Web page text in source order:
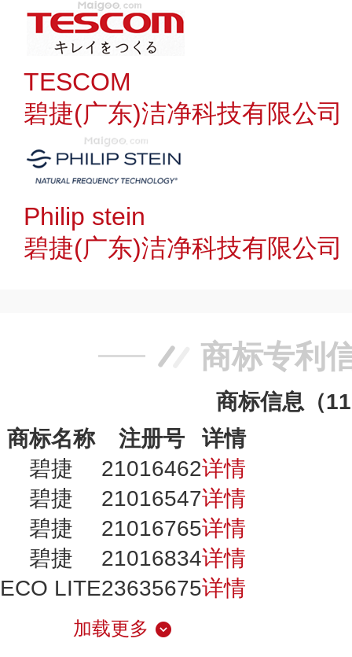
TESCOM
碧捷(广东)洁净科技有限公司
Philip stein
碧捷(广东)洁净科技有限公司
商标专利
商标信息（
商标名称
注册号
详情
碧捷
21016462详情
碧捷
21016547详情
碧捷
21016765详情
碧捷
21016834详情
ECO LITE23635675详情
加载更多